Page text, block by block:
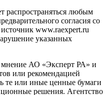
распространяться любым
согласия со
www.raexpert.ru
указанных
АО «Эксперт РА» и
или рекомендацией
те или иные ценные бумаги
решения. Агентство